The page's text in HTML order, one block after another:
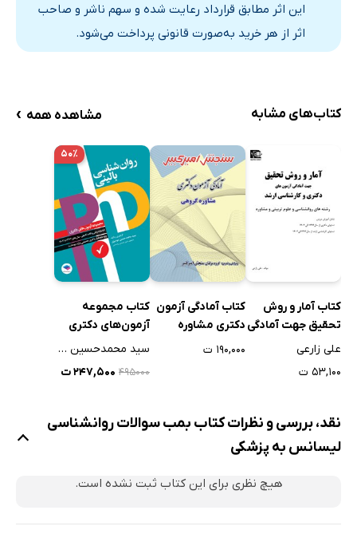
این اثر مطابق قرارداد رعایت شده و سهم ناشر و صاحب
اثر از هر خرید به‌صورت قانونی پرداخت می‌شود.
کتاب‌های مشابه مشاهده همه ›
کتاب آمار و روش
تحقیق جهت آمادگی
آزمون‌های دکتری و
علی زارعی
۵۳,۱۰۰ ت
کتاب آمادگی آزمون
دکتری مشاوره
گروهی
۱۹۰,۰۰۰ ت
۵۰٪
کتاب مجموعه
آزمون‌های دکتری
سید محمدحسین موسوی
۴۹۵۰۰۰ ۲۴۷,۵۰۰ ت
نقد، بررسی و نظرات کتاب بمب سوالات روانشناسی
لیسانس به پزشکی
هیچ نظری برای این کتاب ثبت نشده است.